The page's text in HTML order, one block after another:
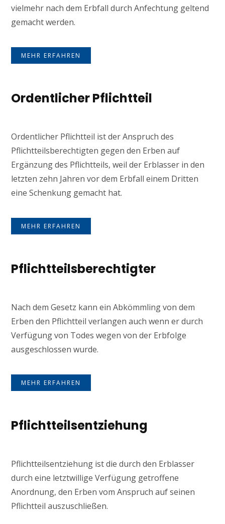
vielmehr nach dem Erbfall durch Anfechtung geltend
gemacht werden.
MEHR ERFAHREN
Ordentlicher Pflichtteil
Ordentlicher Pflichtteil ist der Anspruch des
Pflichtteilsberechtigten gegen den Erben auf
Ergänzung des Pflichtteils, weil der Erblasser in den
letzten zehn Jahren vor dem Erbfall einem Dritten
eine Schenkung gemacht hat.
MEHR ERFAHREN
Pflichtteilsberechtigter
Nach dem Gesetz kann ein Abkömmling von dem
Erben den Pflichtteil verlangen auch wenn er durch
Verfügung von Todes wegen von der Erbfolge
ausgeschlossen wurde.
MEHR ERFAHREN
Pflichtteilsentziehung
Pflichtteilsentziehung ist die durch den Erblasser
durch eine letztwillige Verfügung getroffene
Anordnung, den Erben vom Anspruch auf seinen
Pflichtteil auszuschließen.